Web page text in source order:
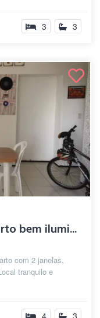
3 3
bem ilumi...
com 2 janelas,
tranquilo e
4 3